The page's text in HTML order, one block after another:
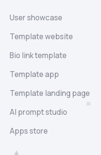
User showcase
Template website
Bio link template
Template app
Template landing page
AI prompt studio
Apps store